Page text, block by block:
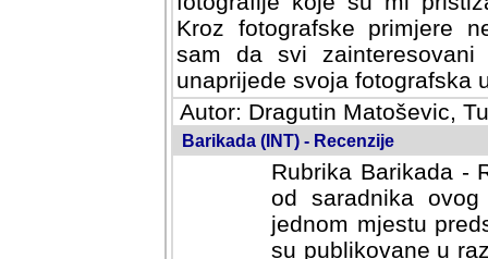
fotografske primjere
svi zainteresovani
svoja fotografska umijeca.
Autor: Dragutin Matoševic,
Barikada (INT) - Recenzije
Rubrika Barikada -
od saradnika
jednom mjestu
su publikovane u